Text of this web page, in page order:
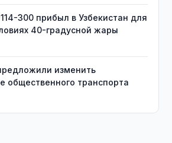
300 прибыл в Узбекистан для
40-градусной жары
изменить
общественного транспорта